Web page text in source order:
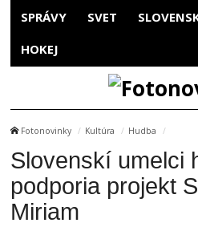
SPRÁVY SVET
HOKEJ
Fotonovinky Kultúra Hudba
Slovenskí umelci
podporia projekt
Miriam